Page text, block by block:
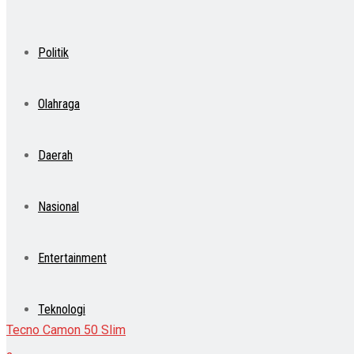
Politik
Olahraga
Daerah
Nasional
Entertainment
Teknologi
Tecno Camon 50 Slim